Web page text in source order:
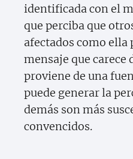
identificada con el
que perciba que
afectados como ella
mensaje que carece
proviene de una
puede generar la
demás son más
convencidos.